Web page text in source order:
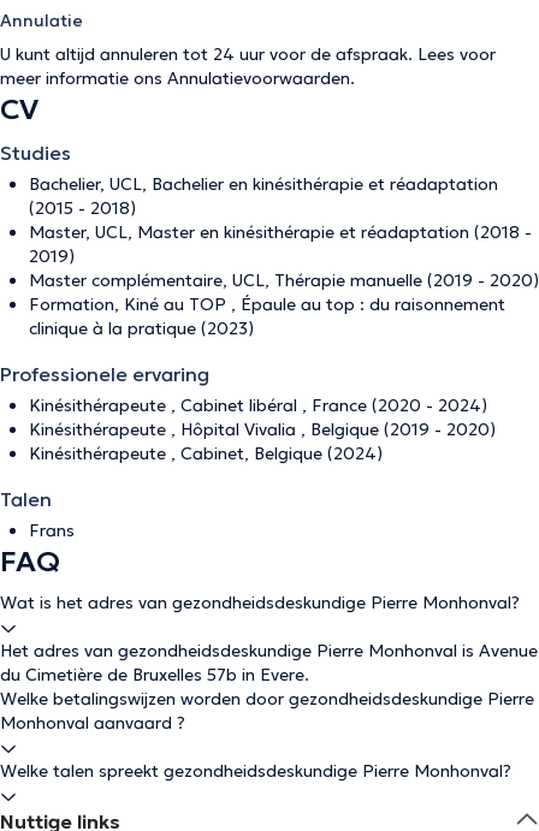
Annulatie
U kunt altijd annuleren tot 24 uur voor de afspraak. Lees voor
meer informatie ons Annulatievoorwaarden.
CV
Studies
Bachelier, UCL, Bachelier en kinésithérapie et réadaptation
(2015 - 2018)
Master, UCL, Master en kinésithérapie et réadaptation (2018 -
2019)
Master complémentaire, UCL, Thérapie manuelle (2019 - 2020)
Formation, Kiné au TOP , Épaule au top : du raisonnement
clinique à la pratique (2023)
Professionele ervaring
Kinésithérapeute , Cabinet libéral , France (2020 - 2024)
Kinésithérapeute , Hôpital Vivalia , Belgique (2019 - 2020)
Kinésithérapeute , Cabinet, Belgique (2024)
Talen
Frans
FAQ
Wat is het adres van gezondheidsdeskundige Pierre Monhonval?
Het adres van gezondheidsdeskundige Pierre Monhonval is Avenue
du Cimetière de Bruxelles 57b in Evere.
Welke betalingswijzen worden door gezondheidsdeskundige Pierre
Monhonval aanvaard ?
Welke talen spreekt gezondheidsdeskundige Pierre Monhonval?
Nuttige links